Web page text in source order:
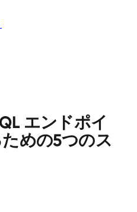
エンドポイ
めの5つのス